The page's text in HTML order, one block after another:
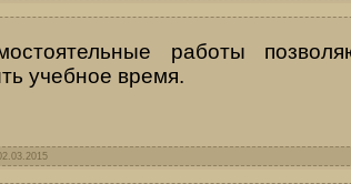
работы
учебное время.